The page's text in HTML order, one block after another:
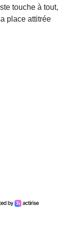
touche à tout,
place attitrée